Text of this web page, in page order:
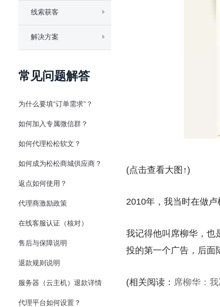
线索获客
解决方案
常见问题解答
为什么要填“订单需求”？
如何加入专属微信群？
如何代理松松软文？
如何成为松松商城供应商？
返点如何使用？
代理商激励政策
在线客服认证（核对）
售后与保障说明
退款规则说明
服务器（云主机）退款详情
代理平台如何设置？
(点击查看大图↑)
2010年，我当时在做
我记得他叫席柳华，也
投的第一个广告，后面
(相关阅读： 席柳华：